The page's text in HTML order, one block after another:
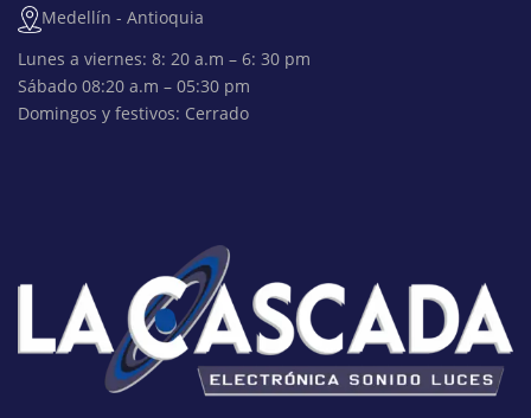
Medellín - Antioquia
Lunes a viernes: 8: 20 a.m – 6: 30 pm
Sábado 08:20 a.m – 05:30 pm
Domingos y festivos: Cerrado